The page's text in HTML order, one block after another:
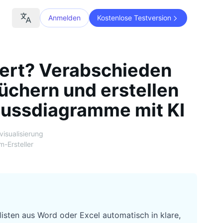
Anmelden Kostenlose Testversion
Verabschieden
und erstellen
mit KI
Ersteller
aus Word oder Excel automatisch in klare,